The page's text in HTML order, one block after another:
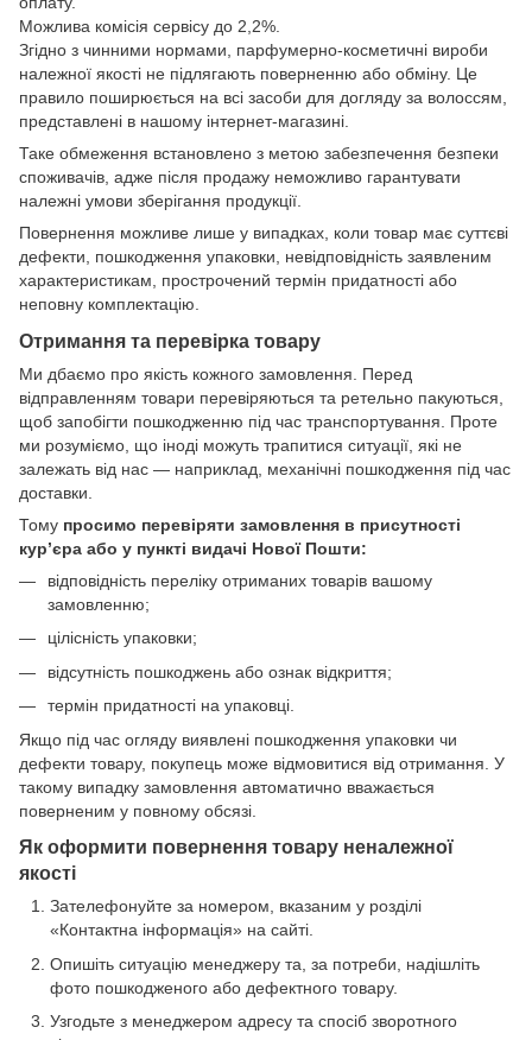
Можлива комісія сервісу до 2,2%.
Згідно з чинними нормами, парфумерно-косметичні вироби
належної якості не підлягають поверненню або обміну. Це
правило поширюється на всі засоби для догляду за волоссям,
представлені в нашому інтернет-магазині.
Таке обмеження встановлено з метою забезпечення безпеки
споживачів, адже після продажу неможливо гарантувати
належні умови зберігання продукції.
Повернення можливе лише у випадках, коли товар має суттєві
дефекти, пошкодження упаковки, невідповідність заявленим
характеристикам, прострочений термін придатності або
неповну комплектацію.
Отримання та перевірка товару
Ми дбаємо про якість кожного замовлення. Перед
відправленням товари перевіряються та ретельно пакуються,
щоб запобігти пошкодженню під час транспортування. Проте
ми розуміємо, що іноді можуть трапитися ситуації, які не
залежать від нас — наприклад, механічні пошкодження під час
доставки.
Тому просимо перевіряти замовлення в присутності
кур’єра або у пункті видачі Нової Пошти:
відповідність переліку отриманих товарів вашому
замовленню;
цілісність упаковки;
відсутність пошкоджень або ознак відкриття;
термін придатності на упаковці.
Якщо під час огляду виявлені пошкодження упаковки чи
дефекти товару, покупець може відмовитися від отримання. У
такому випадку замовлення автоматично вважається
поверненим у повному обсязі.
Як оформити повернення товару неналежної
якості
Зателефонуйте за номером, вказаним у розділі
«Контактна інформація» на сайті.
Опишіть ситуацію менеджеру та, за потреби, надішліть
фото пошкодженого або дефектного товару.
Узгодьте з менеджером адресу та спосіб зворотного